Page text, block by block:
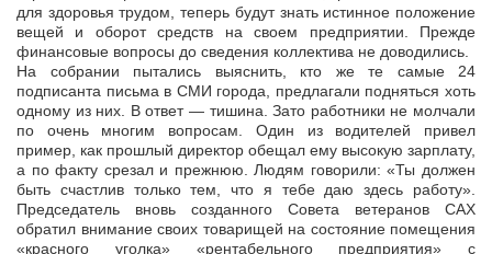
для здоровья трудом, теперь будут знать истинное положение
вещей и оборот средств на своем предприятии. Прежде
финансовые вопросы до сведения коллектива не доводились.
На собрании пытались выяснить, кто же те самые 24
подписанта письма в СМИ города, предлагали подняться хоть
одному из них. В ответ — тишина. Зато работники не молчали
по очень многим вопросам. Один из водителей привел
пример, как прошлый директор обещал ему высокую зарплату,
а по факту срезал и прежнюю. Людям говорили: «Ты должен
быть счастлив только тем, что я тебе даю здесь работу».
Председатель вновь созданного Совета ветеранов САХ
обратил внимание своих товарищей на состояние помещения
«красного уголка» «рентабельного предприятия» с